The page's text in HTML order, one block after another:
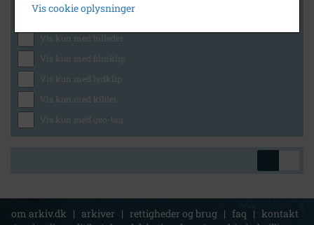
Generelt
Vis kun med billeder
Vis kun med filmklip
Vis kun med lydklip
Vis kun med kilder
Vis kun med geo-tag
om arkiv.dk | arkiver | rettigheder og brug | faq | kontakt
Vis cookie oplysninger